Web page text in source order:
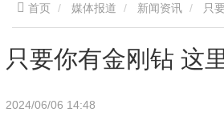
首页 媒体报道 新闻资讯
器活
只要你有金刚钻 这
2024/06/06 14:48